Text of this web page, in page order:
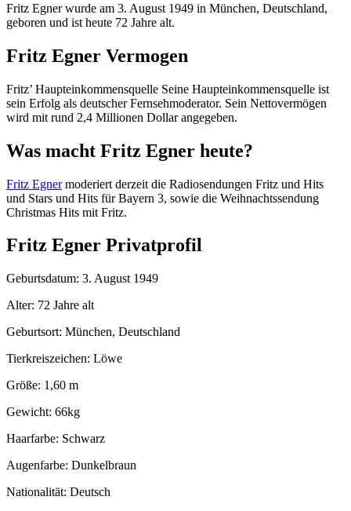
Fritz Egner wurde am 3. August 1949 in München, Deutschland,
geboren und ist heute 72 Jahre alt.
Fritz Egner Vermogen
Fritz’ Haupteinkommensquelle Seine Haupteinkommensquelle ist
sein Erfolg als deutscher Fernsehmoderator. Sein Nettovermögen
wird mit rund 2,4 Millionen Dollar angegeben.
Was macht Fritz Egner heute?
Fritz Egnermoderiert derzeit die Radiosendungen Fritz und Hits
und Stars und Hits für Bayern 3, sowie die Weihnachtssendung
Christmas Hits mit Fritz.
Fritz Egner Privatprofil
Geburtsdatum: 3. August 1949
Alter: 72 Jahre alt
Geburtsort: München, Deutschland
Tierkreiszeichen: Löwe
Größe: 1,60 m
Gewicht: 66kg
Haarfarbe: Schwarz
Augenfarbe: Dunkelbraun
Nationalität: Deutsch